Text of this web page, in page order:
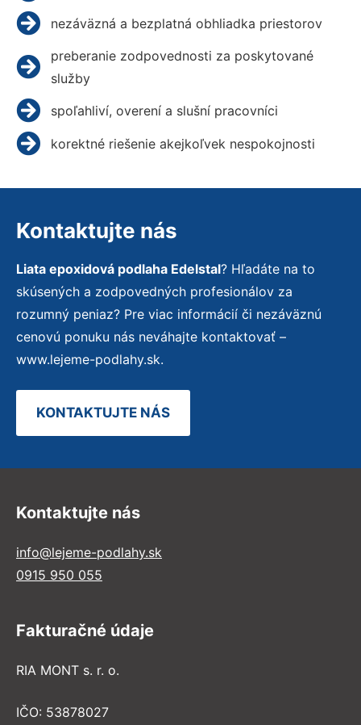
nezáväzná a bezplatná obhliadka priestorov
preberanie zodpovednosti za poskytované
služby
spoľahliví, overení a slušní pracovníci
korektné riešenie akejkoľvek nespokojnosti
Kontaktujte nás
Liata epoxidová podlaha Edelstal? Hľadáte na to
skúsených a zodpovedných profesionálov za
rozumný peniaz? Pre viac informácií či nezáväznú
cenovú ponuku nás neváhajte kontaktovať –
www.lejeme-podlahy.sk.
KONTAKTUJTE NÁS
Kontaktujte nás
info@lejeme-podlahy.sk
0915 950 055
Fakturačné údaje
RIA MONT s. r. o.
IČO: 53878027